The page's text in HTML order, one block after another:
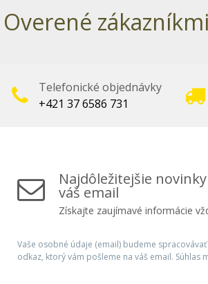
Overené
Telefonické objednávky
+421 37 6586 731
Najdôležitejšie
váš email
Získajte zaujímavé informácie
Vaše osobné údaje (email) budeme
odkaz, ktorý vám pošleme na váš email.